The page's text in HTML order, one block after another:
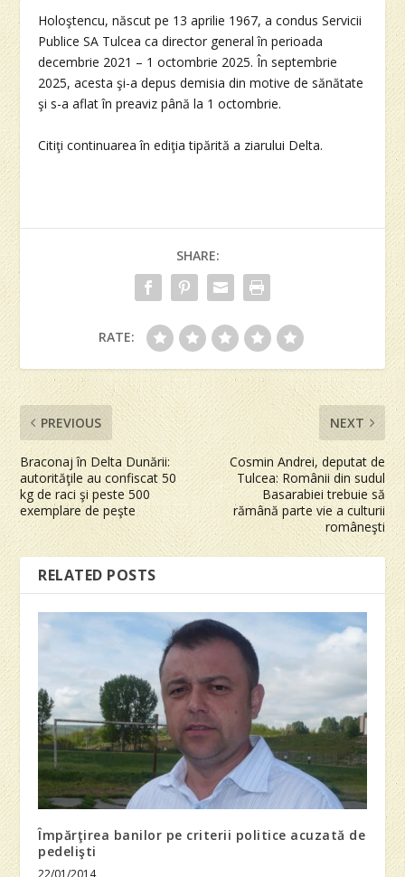
Holoştencu, născut pe 13 aprilie 1967, a condus Servicii
Publice SA Tulcea ca director general în perioada
decembrie 2021 – 1 octombrie 2025. În septembrie
2025, acesta şi-a depus demisia din motive de sănătate
şi s-a aflat în preaviz până la 1 octombrie.
Citiţi continuarea în ediţia tipărită a ziarului Delta.
SHARE:
RATE:
PREVIOUS
Braconaj în Delta Dunării:
autorităţile au confiscat 50
kg de raci şi peste 500
exemplare de peşte
NEXT
Cosmin Andrei, deputat de
Tulcea: Românii din sudul
Basarabiei trebuie să
rămână parte vie a culturii
româneşti
RELATED POSTS
Împărţirea banilor pe criterii politice acuzată de
pedelişti
22/01/2014